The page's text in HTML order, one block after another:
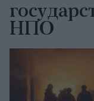
НПО